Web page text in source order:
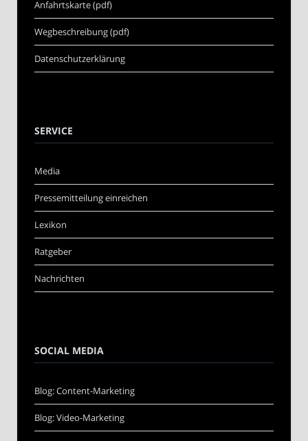
Anfahrtskarte (pdf)
Wegbeschreibung (pdf)
Datenschutzerklärung
SERVICE
Media
Pressemitteilung einreichen
Lexikon
Ratgeber
Nachrichten
SOCIAL MEDIA
Blog: Content-Marketing
Blog: Video-Marketing